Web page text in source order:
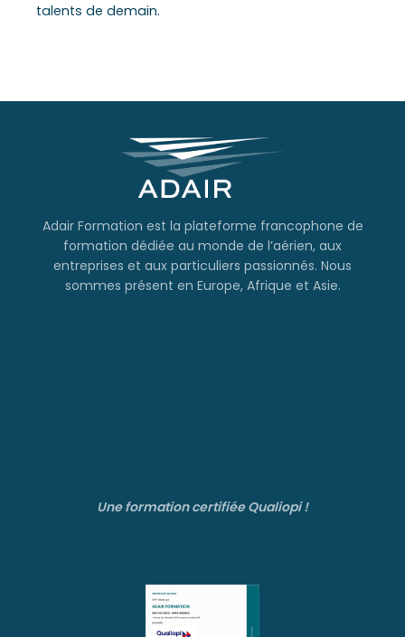
talents de demain.
Adair Formation est la plateforme francophone de
formation dédiée au monde de l’aérien, aux
entreprises et aux particuliers passionnés. Nous
sommes présent en Europe, Afrique et Asie.
Une formation certifiée Qualiopi !